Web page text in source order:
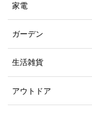
家電
ガーデン
生活雑貨
アウトドア